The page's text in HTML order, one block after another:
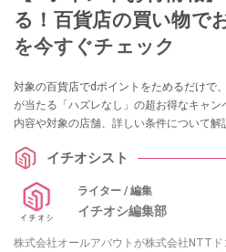
る！百貨店の買い物で
を今すぐチェック
対象の百貨店でdポイントをためるだけで
が当たる「ハズレなし」の超お得なキャ
内容や対象の店舗、詳しい条件について解
イチオシスト
ライター / 編集
イチオシ編集部
株式会社オールアバウトが株式会社NTT